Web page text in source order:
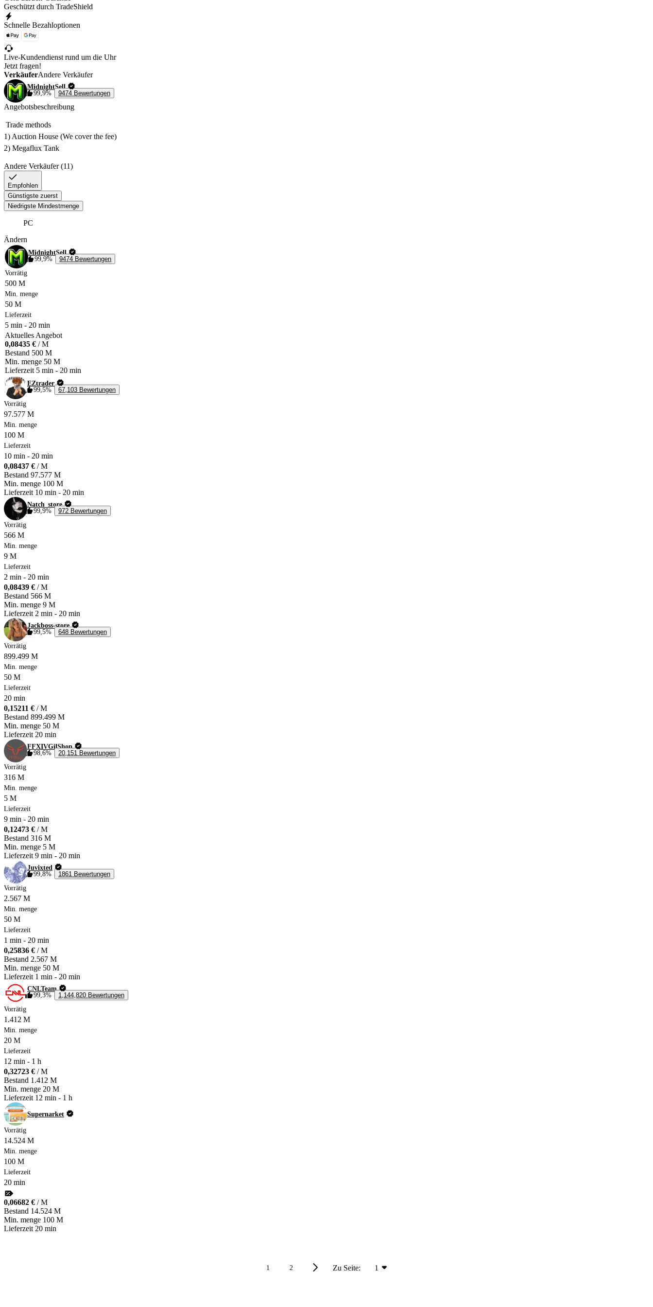
Geschützt durch TradeShield
Schnelle Bezahloptionen
Live-Kundendienst rund um die Uhr
Jetzt fragen!
VerkäuferAndere Verkäufer
MidnightSell
99,9%
9474 Bewertungen
Angebotsbeschreibung
Trade methods
1) Auction House (We cover the fee)
Andere Verkäufer (11)
Empfohlen
Günstigste zuerst
Niedrigste Mindestmenge
PC
Ändern
MidnightSell
99,9%
9474 Bewertungen
Vorrätig
500 M
Min. menge
50 M
Lieferzeit
5 min - 20 min
Aktuelles Angebot
0,08435 € / M
Bestand 500 M
Min. menge 50 M
Lieferzeit 5 min - 20 min
EZtrader
99,5%
67,103 Bewertungen
Vorrätig
97.577 M
Min. menge
100 M
Lieferzeit
10 min - 20 min
0,08437 € / M
Bestand 97.577 M
Min. menge 100 M
Lieferzeit 10 min - 20 min
Natch_store
99,9%
972 Bewertungen
Vorrätig
566 M
Min. menge
9 M
Lieferzeit
2 min - 20 min
0,08439 € / M
Bestand 566 M
Min. menge 9 M
Lieferzeit 2 min - 20 min
Jackboss-store
99,5%
648 Bewertungen
Vorrätig
899.499 M
Min. menge
50 M
Lieferzeit
20 min
0,15211 € / M
Bestand 899.499 M
Min. menge 50 M
Lieferzeit 20 min
FFXIVGilShop
98,6%
20,151 Bewertungen
Vorrätig
316 M
Min. menge
5 M
Lieferzeit
9 min - 20 min
0,12473 € / M
Bestand 316 M
Min. menge 5 M
Lieferzeit 9 min - 20 min
Juvixted
99,8%
1861 Bewertungen
Vorrätig
2.567 M
Min. menge
50 M
Lieferzeit
1 min - 20 min
0,25836 € / M
Bestand 2.567 M
Min. menge 50 M
Lieferzeit 1 min - 20 min
CNLTeam
99,3%
1,144,820 Bewertungen
Vorrätig
1.412 M
Min. menge
20 M
Lieferzeit
12 min - 1 h
0,32723 € / M
Bestand 1.412 M
Min. menge 20 M
Lieferzeit 12 min - 1 h
Supernarket
Vorrätig
14.524 M
Min. menge
100 M
Lieferzeit
20 min
0,06682 € / M
Bestand 14.524 M
Min. menge 100 M
Lieferzeit 20 min
1 2 Zu Seite: 1